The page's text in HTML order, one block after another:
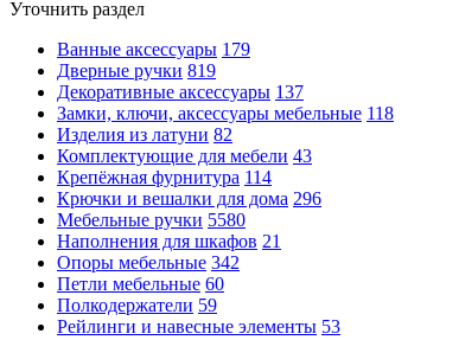
Уточнить раздел
Ванные аксессуары 179
Дверные ручки 819
Декоративные аксессуары 137
Замки, ключи, аксессуары мебельные 118
Изделия из латуни 82
Комплектующие для мебели 43
Крепёжная фурнитура 114
Крючки и вешалки для дома 296
Мебельные ручки 5580
Наполнения для шкафов 21
Опоры мебельные 342
Петли мебельные 60
Полкодержатели 59
Рейлинги и навесные элементы 53